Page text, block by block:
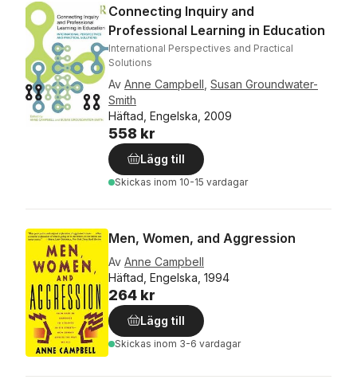
Connecting Inquiry and
Professional Learning in Education
International Perspectives and Practical
Solutions
Av Anne Campbell Susan Groundwater-
Smith
Häftad, Engelska, 2009
558 kr
Lägg till
Skickas inom 10-15 vardagar
Men, Women, and Aggression
Av Anne Campbell
Häftad, Engelska, 1994
264 kr
Lägg till
Skickas inom 3-6 vardagar